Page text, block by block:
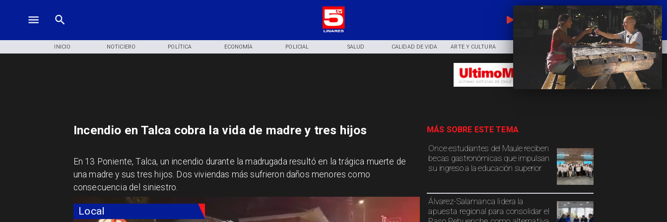
EN VIVO
INICIO NOTICIERO POLÍTICA ECONOMÍA POLICIAL SALUD CALIDAD DE VIDA ARTE Y CULTURA DEPORTES
Local
Once estudiantes del Maule reciben
becas gastronómicas que impulsan
su ingreso a la educación superior
Álvarez-Salamanca lidera la
apuesta regional para consolidar el
MÁS SOBRE ESTE TEMA
Incendio en Talca cobra la vida de madre y tres hijos
En 13 Poniente, Talca, un incendio durante la madrugada resultó en la trágica muerte de
una madre y sus tres hijos. Dos viviendas más sufrieron daños menores como
consecuencia del siniestro.